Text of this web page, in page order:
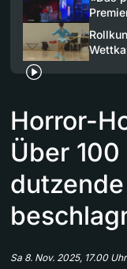
Horror-
Über
Sa 8. Nov. 2025, 17.00 Uhr